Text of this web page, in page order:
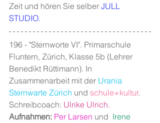
Zeit und hören Sie selber JULL
STUDIO.
196 - "Sternworte VI". Primarschule
Fluntern, Zürich, Klasse 5b (Lehrer
Benedikt Rüttimann). In
Zusammenarbeit mit der Urania
Sternwarte Zürich und schule+kultur.
Schreibcoach: Ulrike Ulrich.
Aufnahmen: Per Larsen und Irene